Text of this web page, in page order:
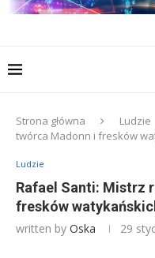
Strona główna Ludzie
twórca Madonn i fresków
Ludzie
Rafael Santi: Mistrz
fresków
written by Oska 29